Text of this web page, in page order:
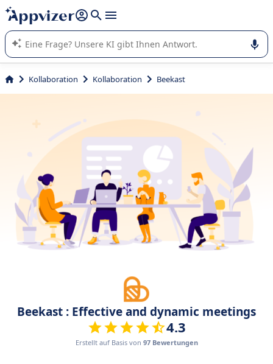
beantworten (mehrere Zeilen mit
Die KI von Appvizer führt Sie bei der Nutzung oder Auswahl
von SaaS-Software in Unternehmen.
Kollaboration Kollaboration Beekast
Beekast : Effective and dynamic meetings
4.3
Erstellt auf Basis von 97 Bewertungen